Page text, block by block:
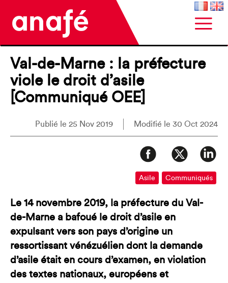
Val-de-Marne : la préfecture
viole le droit d’asile
[Communiqué OEE]
Publié le 25 Nov 2019 Modifié le 30 Oct 2024
Asile Communiqués
Le 14 novembre 2019, la préfecture du Val-
de-Marne a bafoué le droit d’asile en
expulsant vers son pays d’origine un
ressortissant vénézuélien dont la demande
d’asile était en cours d’examen, en violation
des textes nationaux, européens et